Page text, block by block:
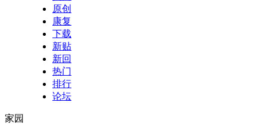
原创
康复
下载
新贴
新回
热门
排行
论坛
家园